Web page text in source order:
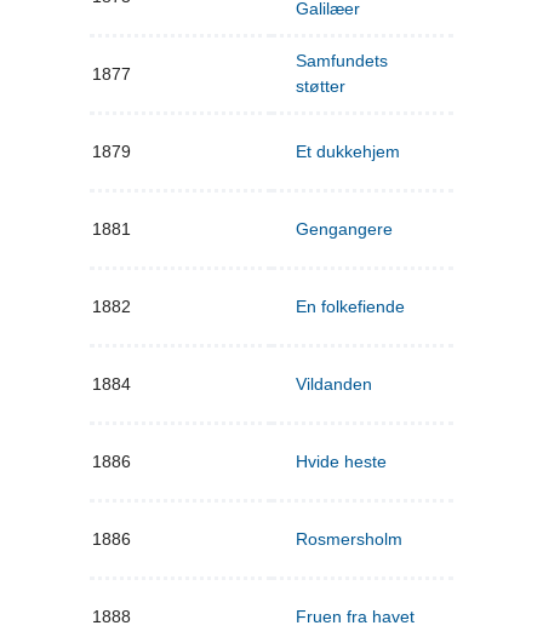
Galilæer
1877
Samfundets
støtter
1879 Et dukkehjem
1881 Gengangere
1882 En folkefiende
1884 Vildanden
1886 Hvide heste
1886 Rosmersholm
1888 Fruen fra havet